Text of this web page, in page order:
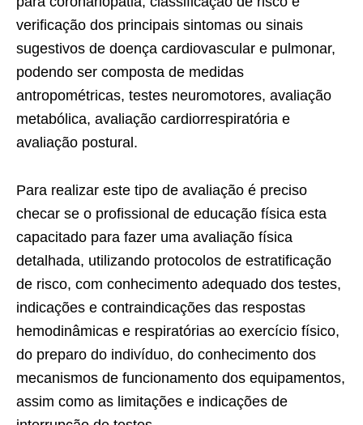
verificação dos principais sintomas ou sinais
sugestivos de doença cardiovascular e pulmonar,
podendo ser composta de medidas
antropométricas, testes neuromotores, avaliação
metabólica, avaliação cardiorrespiratória e
avaliação postural.
Para realizar este tipo de avaliação é preciso
checar se o profissional de educação física esta
capacitado para fazer uma avaliação física
detalhada, utilizando protocolos de estratificação
de risco, com conhecimento adequado dos testes,
indicações e contraindicações das respostas
hemodinâmicas e respiratórias ao exercício físico,
do preparo do indivíduo, do conhecimento dos
mecanismos de funcionamento dos equipamentos,
assim como as limitações e indicações de